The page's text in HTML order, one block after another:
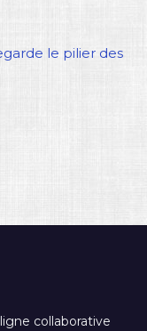
le pilier des
collaborative